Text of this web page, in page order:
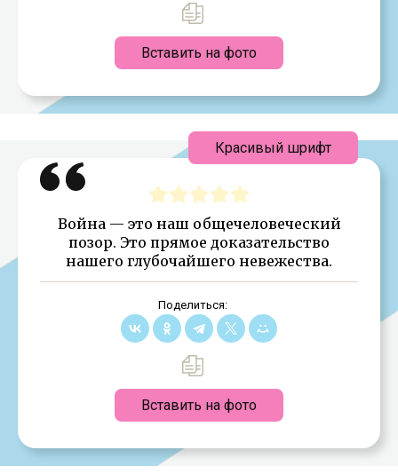
Вставить на фото
Война — это наш общечеловеческий
позор. Это прямое доказательство
нашего глубочайшего невежества.
Поделиться:
Вставить на фото
Красивый шрифт